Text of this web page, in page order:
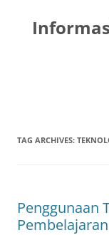
content
TAG ARCHIVES:
Penggunaan